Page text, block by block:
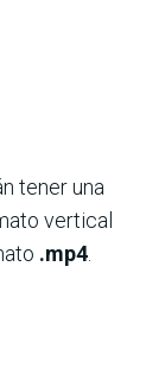
tener una
vertical
.mp4.